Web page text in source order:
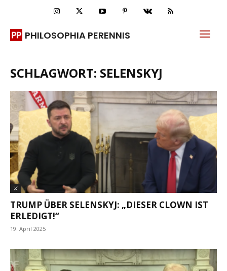
PHILOSOPHIA PERENNIS
SCHLAGWORT: SELENSKYJ
⚔
TRUMP ÜBER SELENSKYJ: „DIESER CLOWN IST
ERLEDIGT!“
19. April 2025